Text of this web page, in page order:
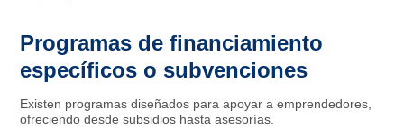
Programas de financiamiento
específicos o subvenciones
Existen programas diseñados para apoyar a emprendedores,
ofreciendo desde subsidios hasta asesorías.